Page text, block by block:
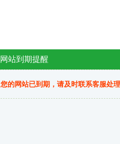
网站到期提醒
您的网站已到期，请及时联系客服处理